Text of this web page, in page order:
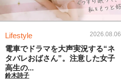
Lifestyle 2026.08.06
電車でドラマを大声実況する“ネ
タバレおばさん”。注意した女子
高生の...
鈴木詩子